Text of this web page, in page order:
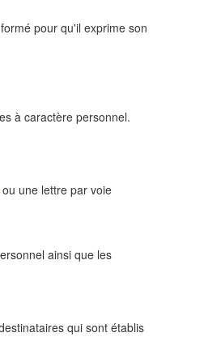
pour qu'il exprime son
à caractère personnel.
ou une lettre par voie
ainsi que les
qui sont établis